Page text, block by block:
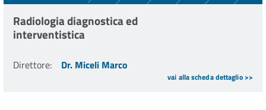
Radiologia diagnostica ed
interventistica
Direttore: Dr. Miceli Marco
vai alla scheda dettaglio >>